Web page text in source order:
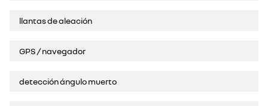
llantas de aleación
GPS / navegador
detección ángulo muerto